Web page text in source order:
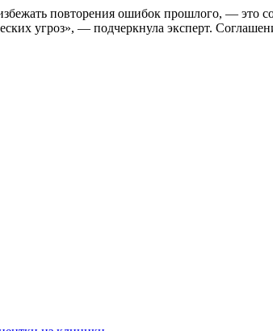
повторения ошибок прошлого, — это
угроз», — подчеркнула эксперт.